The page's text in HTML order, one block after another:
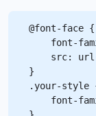
@font-face {
font-
src:
}
.your-style
font-